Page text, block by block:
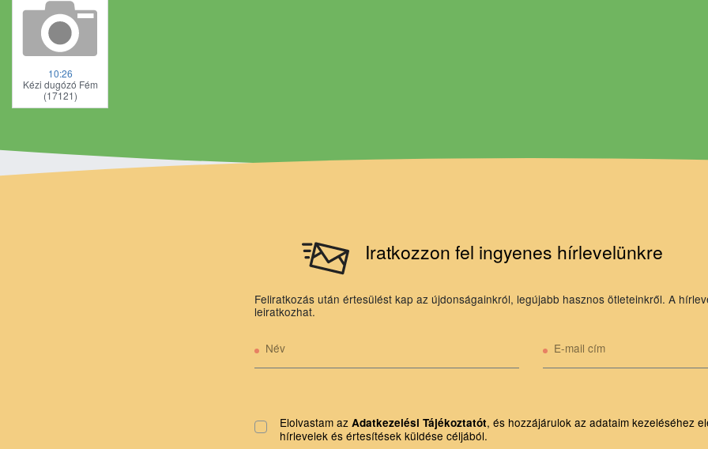
10:26
Kézi dugózó Fém
(17121)
Iratkozzon fel ingyenes hírlevelünkre
Feliratkozás után értesülést kap az újdonságainkról, legújabb hasznos ötleteinkről. A
leiratkozhat.
Név E-mail cím
Elolvastam az Adatkezelési Tájékoztatót, és hozzájárulok az adataim kezeléséhez
hírlevelek és értesítések küldése céljából.